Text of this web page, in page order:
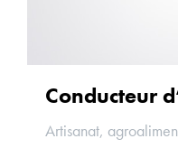
Conducteur
Artisanat,